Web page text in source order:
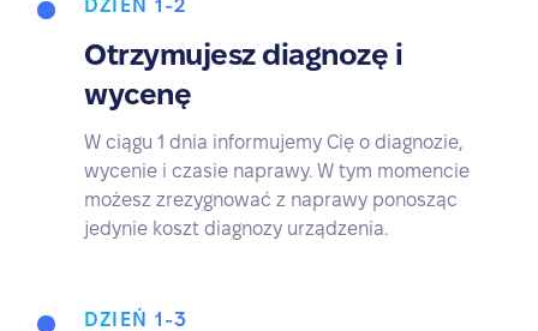
DZIEŃ 1-2
Otrzymujesz diagnozę i
wycenę
W ciągu 1 dnia informujemy Cię o diagnozie,
wycenie i czasie naprawy. W tym momencie
możesz zrezygnować z naprawy ponosząc
jedynie koszt diagnozy urządzenia.
DZIEŃ 1-3